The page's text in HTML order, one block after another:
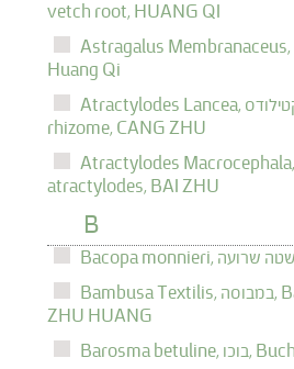
vetch root, HUANG QI
Astragalus Membranaceus,
Huang Qi
Atractylodes Lancea,
rhizome, CANG ZHU
Atractylodes Macrocephala,
atractylodes, BAI ZHU
B
Bacopa monnieri,
Bambusa Textilis,
במבוסה,
ZHU HUANG
Barosma betuline,
בוכו,